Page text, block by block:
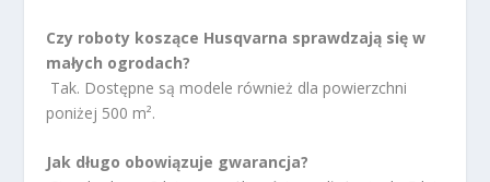
Czy roboty koszące Husqvarna sprawdzają się w
małych ogrodach?
Tak. Dostępne są modele również dla powierzchni
poniżej 500 m².
Jak długo obowiązuje gwarancja?